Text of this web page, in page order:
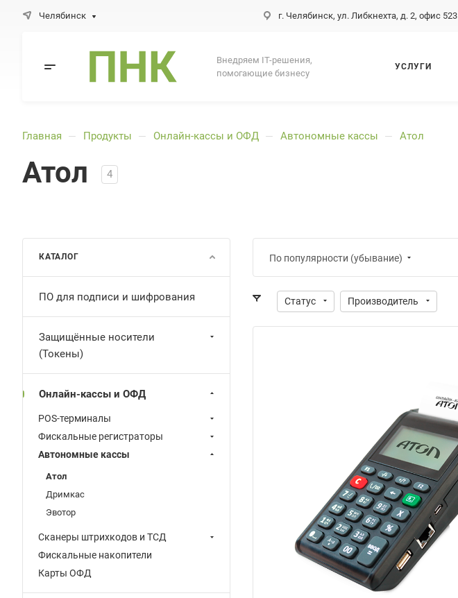
Челябинск г. Челябинск, ул. Либкнехта, д. 2, офис 523
Внедряем IT-решения,
помогающие бизнесу
УСЛУГИ
Главная — Продукты — Онлайн-кассы и ОФД — Автономные кассы — Атол
Атол 4
По популярности (убывание)
Статус Производитель
КАТАЛОГ
ПО для подписи и шифрования
Защищённые носители
(Токены)
Онлайн-кассы и ОФД
POS-терминалы
Фискальные регистраторы
Автономные кассы
Атол
Дримкас
Эвотор
Сканеры штрихкодов и ТСД
Фискальные накопители
Карты ОФД